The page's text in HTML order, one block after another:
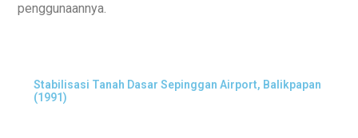
penggunaannya.
Stabilisasi Tanah Dasar Sepinggan Airport, Balikpapan
(1991)